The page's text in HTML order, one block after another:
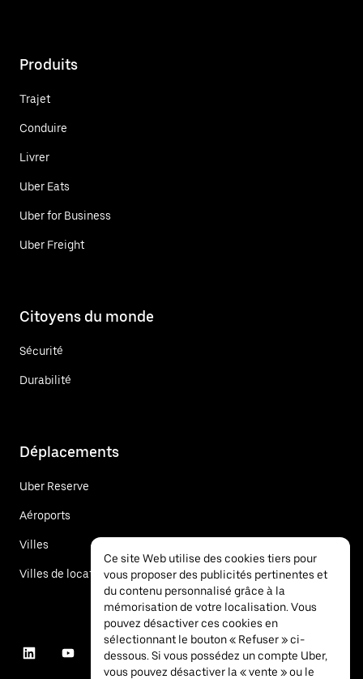
Produits
Trajet
Conduire
Livrer
Uber Eats
Uber for Business
Uber Freight
Citoyens du monde
Sécurité
Durabilité
Déplacements
Uber Reserve
Aéroports
Villes
Villes de location de voitures
Ce site Web utilise des cookies tiers pour
vous proposer des publicités pertinentes et
du contenu personnalisé grâce à la
mémorisation de votre localisation. Vous
pouvez désactiver ces cookies en
sélectionnant le bouton « Refuser » ci-
dessous. Si vous possédez un compte Uber,
vous pouvez désactiver la « vente » ou le